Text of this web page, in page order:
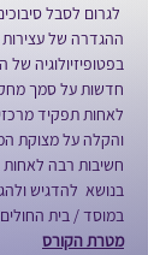
לגרום לסבל
ההגדרה של
בפטופיזיולוגיה של
חדשות על סמך
לאחות תפקיד
והקלה על מצוקת
חשיבות רבה לאחות
בנושא  להדגיש
במוסד / בית
מטרת הקורס